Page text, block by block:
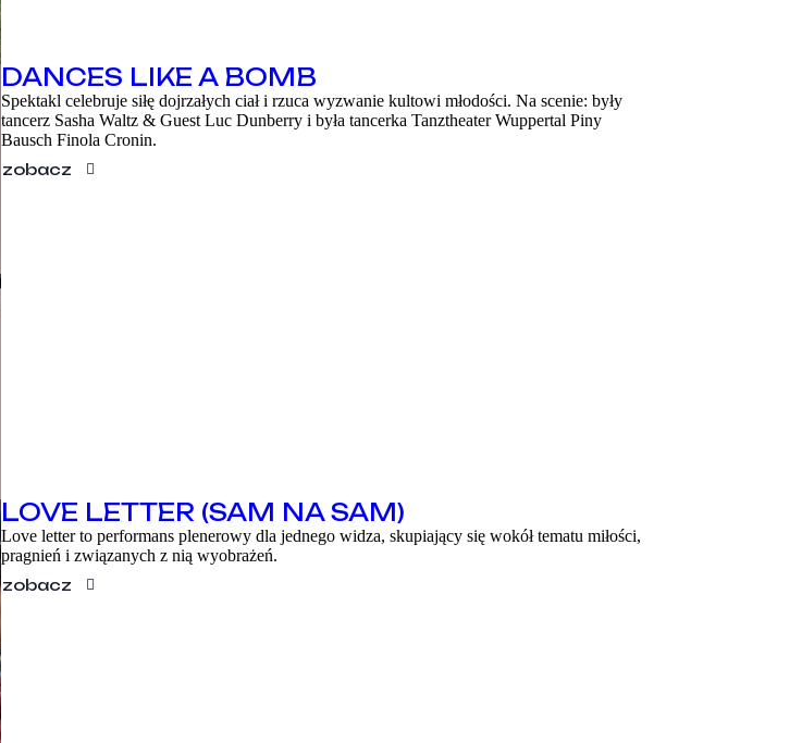
DANCES LIKE A BOMB
Spektakl celebruje siłę dojrzałych ciał i rzuca wyzwanie kultowi młodości. Na scenie: były
tancerz Sasha Waltz & Guest Luc Dunberry i była tancerka Tanztheater Wuppertal Piny
Bausch Finola Cronin.
zobacz
LOVE LETTER (SAM NA SAM)
Love letter to performans plenerowy dla jednego widza, skupiający się wokół tematu miłości,
pragnień i związanych z nią wyobrażeń.
zobacz